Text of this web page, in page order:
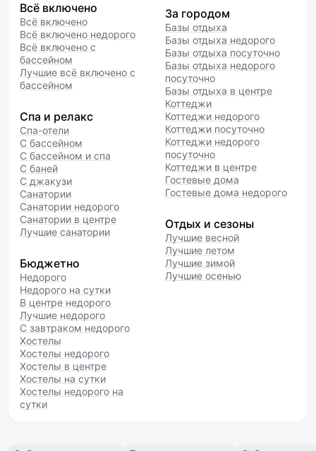
Всё включено
Всё включено
Всё включено недорого
Всё включено с
бассейном
Лучшие всё включено с
бассейном
Спа и релакс
Спа-отели
С бассейном
С бассейном и спа
С баней
С джакузи
Санатории
Санатории недорого
Санатории в центре
Лучшие санатории
Бюджетно
Недорого
Недорого на сутки
В центре недорого
Лучшие недорого
С завтраком недорого
Хостелы
Хостелы недорого
Хостелы в центре
Хостелы на сутки
Хостелы недорого на
сутки
За городом
Базы отдыха
Базы отдыха недорого
Базы отдыха посуточно
Базы отдыха недорого
посуточно
Базы отдыха в центре
Коттеджи
Коттеджи недорого
Коттеджи посуточно
Коттеджи недорого
посуточно
Коттеджи в центре
Гостевые дома
Гостевые дома недорого
Отдых и сезоны
Лучшие весной
Лучшие летом
Лучшие зимой
Лучшие осенью